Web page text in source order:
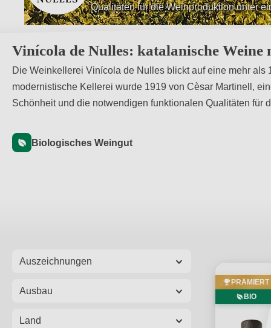
Qualitäten für die Weinproduktion unter
Die Kellerei wurde 1919 von Cèsar
Vinícola de Nulles: katalanische
Die Weinkellerei Vinícola de Nulles blickt auf eine mehr
modernistische Kellerei wurde 1919 von Cèsar Martinell,
Schönheit und die notwendigen funktionalen Qualitäten für
Biologisches Weingut
Auszeichnungen
Ausbau
Land
PRÄMIERT
BIO